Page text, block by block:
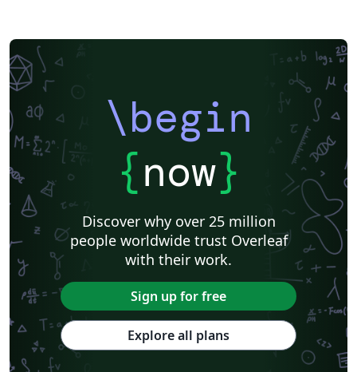
\begin
{now}
Discover why over 25 million
people worldwide trust Overleaf
with their work.
Sign up for free
Explore all plans